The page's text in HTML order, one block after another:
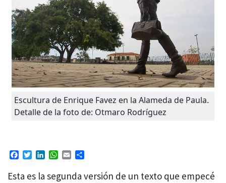
Escultura de Enrique Favez en la Alameda de Paula.
Detalle de la foto de: Otmaro Rodríguez
Facebook
TwitterLinkedIn
WhatsApp
Email
Esta es la segunda versión de un texto que empecé